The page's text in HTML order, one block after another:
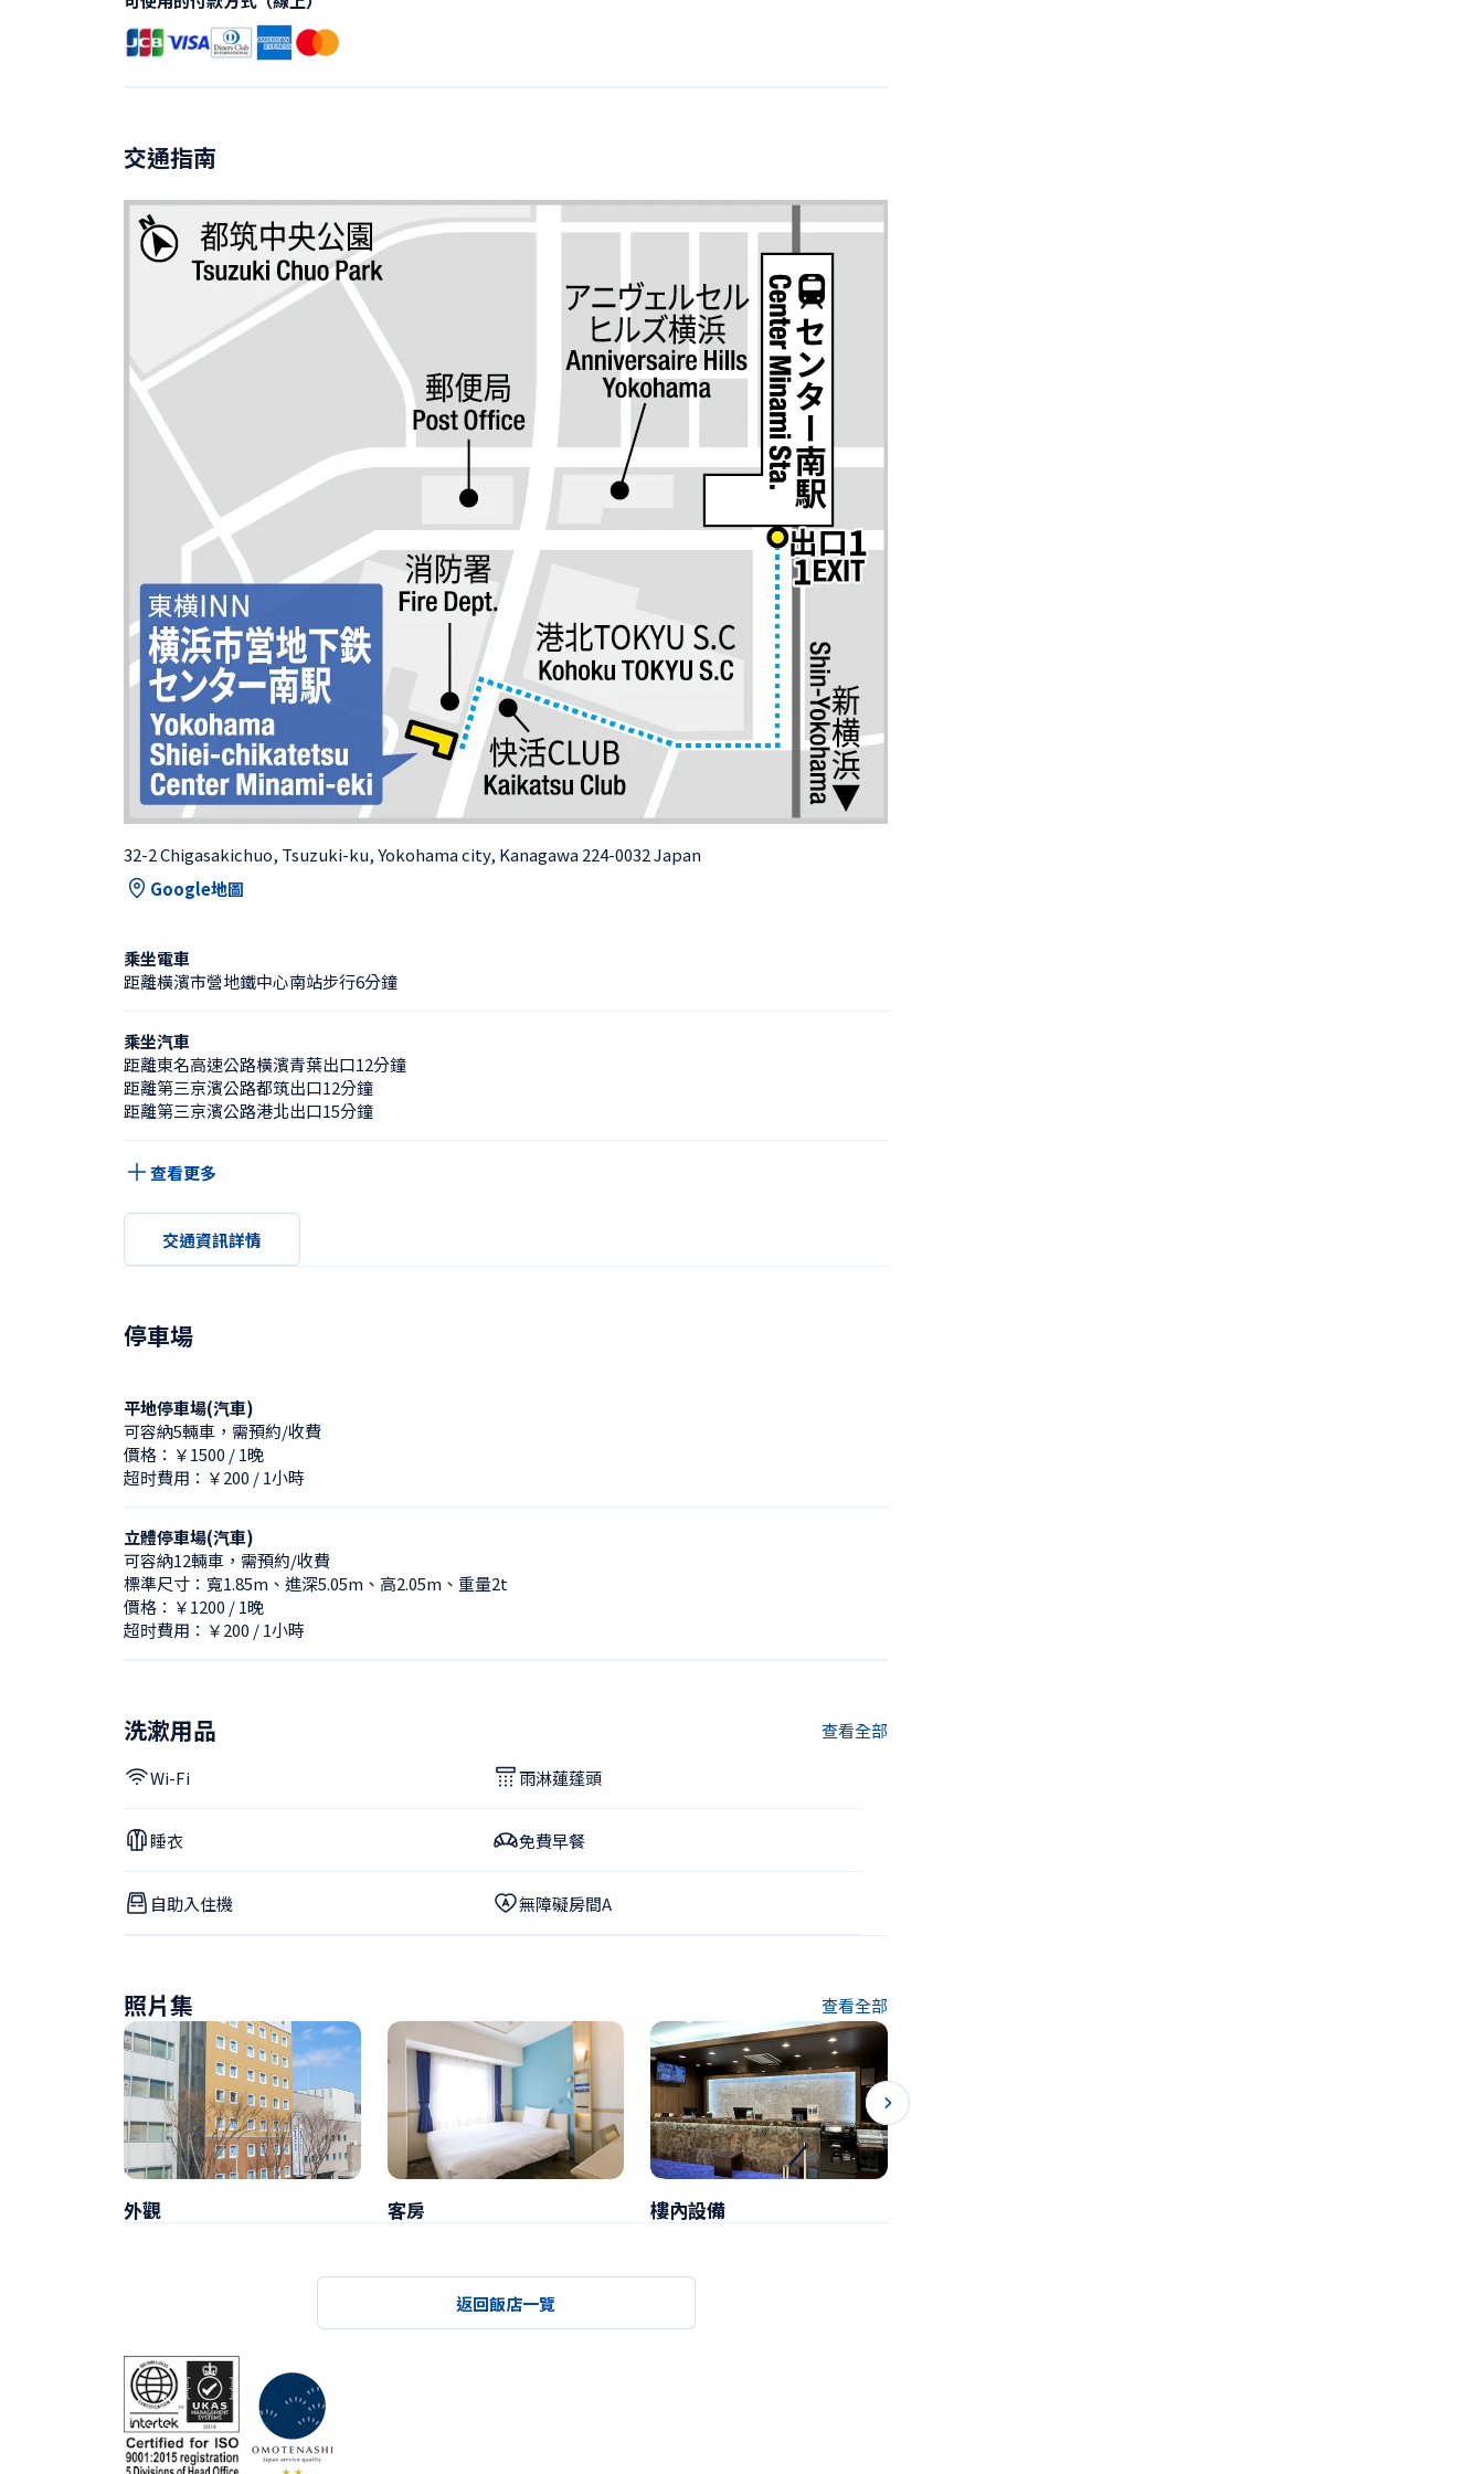
交通指南
32-2 Chigasakichuo, Tsuzuki-ku, Yokohama city, Kanagawa 224-0032 Japan
Google地圖
乘坐電車
距離橫濱市營地鐵中心南站步行6分鐘
乘坐汽車
距離東名高速公路橫濱青葉出口12分鐘
距離第三京濱公路都筑出口12分鐘
距離第三京濱公路港北出口15分鐘
查看更多
交通資訊詳情
停車場
平地停車場(汽車)
可容納5輛車，需預約/收費
價格：￥1500 / 1晚
超时費用：￥200 / 1小時
立體停車場(汽車)
可容納12輛車，需預約/收費
標準尺寸：寬1.85m、進深5.05m、高2.05m、重量2t
價格：￥1200 / 1晚
超时費用：￥200 / 1小時
洗漱用品 查看全部
Wi-Fi 雨淋蓮蓬頭
睡衣 免費早餐
自助入住機 無障礙房間A
照片集 查看全部
外觀 客房 樓內設備
返回飯店一覽